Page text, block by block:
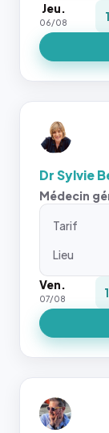
Jeu.
06/08
Dr Sylvie
Médecin
Tarif
Lieu
Ven.
07/08